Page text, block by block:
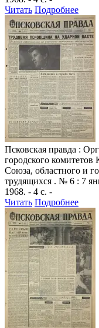
Читать Подробнее
Псковская правда :
городского
Союза, областного и
трудящихся . № 6 : 7
1968. - 4 с. -
Читать Подробнее